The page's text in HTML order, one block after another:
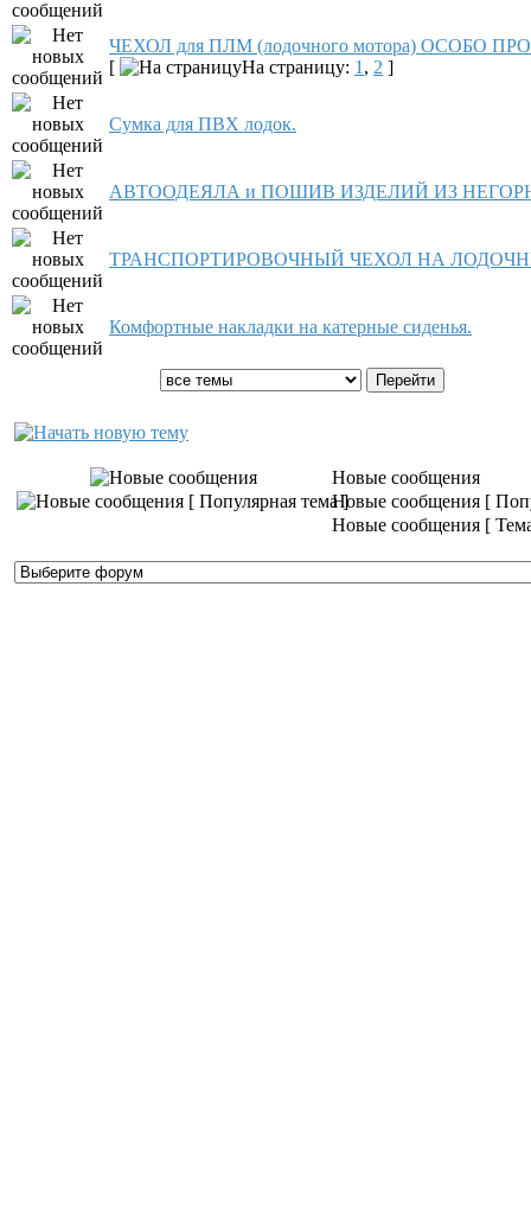
ЧЕХОЛ для ПЛМ (лодочного мотора) ОСОБО
[
На страницу: 1 , 2 ]
Сумка для ПВХ лодок.
АВТООДЕЯЛА и ПОШИВ ИЗДЕЛИЙ ИЗ
ТРАНСПОРТИРОВОЧНЫЙ ЧЕХОЛ НА
Комфортные накладки на катерные сиденья.
Новые сообщения
Новые сообщения [
Новые сообщения [